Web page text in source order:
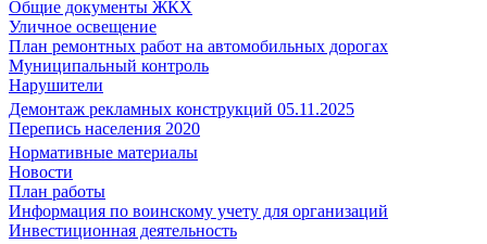
Общие документы ЖКХ
Уличное освещение
План ремонтных работ на автомобильных дорогах
Муниципальный контроль
Нарушители
Демонтаж рекламных конструкций 05.11.2025
Перепись населения 2020
Нормативные материалы
Новости
План работы
Информация по воинскому учету для организаций
Инвестиционная деятельность